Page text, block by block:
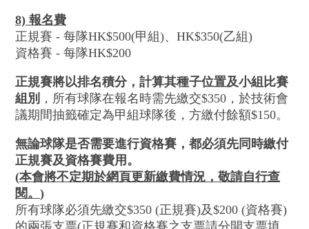
8) 報名費
正規賽 - 每隊HK$500(甲組)、HK$350(乙組)
資格賽 - 每隊HK$200
正規賽將以排名積分，計算其種子位置及小組比賽
組別 ，所有球隊在報名時需先繳交$350，於技術會
議期間抽籤確定為甲組球隊後，方繳付餘額$150。
無論球隊是否需要進行資格賽，都必須先同時繳付
正規賽及資格賽費用。
(本會將不定期於網頁更新繳費情況，敬請自行查
閱。 )
所有球隊必須先繳交$350 (正規賽)及$200 (資格賽)